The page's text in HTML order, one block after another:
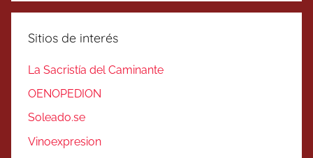
Sitios de interés
La Sacristía del Caminante
OENOPEDION
Soleado.se
Vinoexpresion